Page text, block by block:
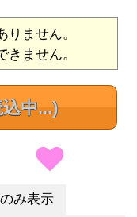
ません。
ません。
中...)
み表示